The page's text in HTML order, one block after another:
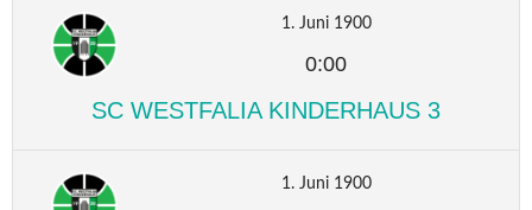
1. Juni 1900
0:00
SC WESTFALIA KINDERHAUS 3
1. Juni 1900